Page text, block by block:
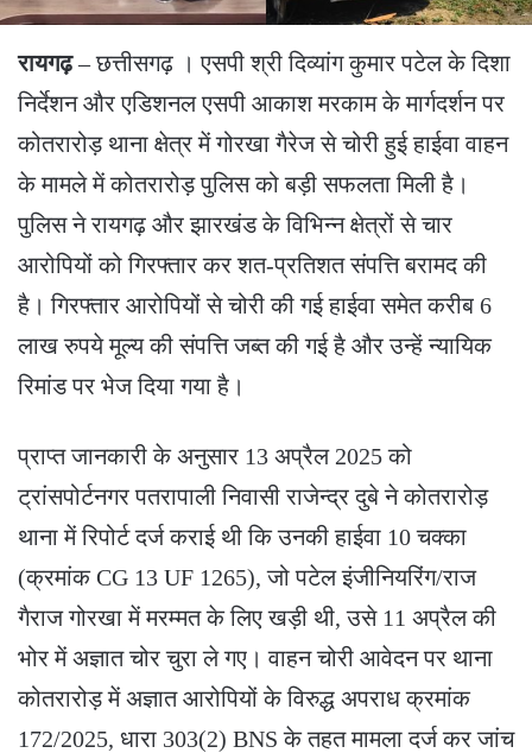
रायगढ़– छत्तीसगढ़ । एसपी श्री दिव्यांग कुमार पटेल के दिशा
निर्देशन और एडिशनल एसपी आकाश मरकाम के मार्गदर्शन पर
कोतरारोड़ थाना क्षेत्र में गोरखा गैरेज से चोरी हुई हाईवा वाहन
के मामले में कोतरारोड़ पुलिस को बड़ी सफलता मिली है।
पुलिस ने रायगढ़ और झारखंड के विभिन्न क्षेत्रों से चार
आरोपियों को गिरफ्तार कर शत-प्रतिशत संपत्ति बरामद की
है। गिरफ्तार आरोपियों से चोरी की गई हाईवा समेत करीब 6
लाख रुपये मूल्य की संपत्ति जब्त की गई है और उन्हें न्यायिक
रिमांड पर भेज दिया गया है।
प्राप्त जानकारी के अनुसार 13 अप्रैल 2025 को
ट्रांसपोर्टनगर पतरापाली निवासी राजेन्द्र दुबे ने कोतरारोड़
थाना में रिपोर्ट दर्ज कराई थी कि उनकी हाईवा 10 चक्का
(क्रमांक CG 13 UF 1265), जो पटेल इंजीनियरिंग/राज
गैराज गोरखा में मरम्मत के लिए खड़ी थी, उसे 11 अप्रैल की
भोर में अज्ञात चोर चुरा ले गए। वाहन चोरी आवेदन पर थाना
कोतरारोड़ में अज्ञात आरोपियों के विरुद्ध अपराध क्रमांक
172/2025, धारा 303(2) BNS के तहत मामला दर्ज कर जांच